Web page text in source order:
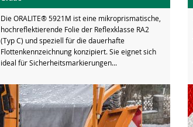
Die ORALITE® 5921M ist eine mikroprismatische,
hochreflektierende Folie der Reflexklasse RA2
(Typ C) und speziell für die dauerhafte
Flottenkennzeichnung konzipiert. Sie eignet sich
ideal für Sicherheitsmarkierungen...